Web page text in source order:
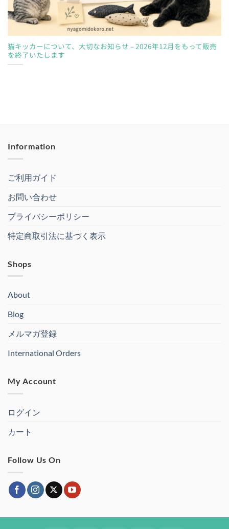
猫キッカーについて、大切なお知らせ – 2026年12月をもって販売
を終了いたします
Information
ご利用ガイド
お問い合わせ
プライバシーポリシー
特定商取引法に基づく表示
Shops
About
Blog
メルマガ登録
International Orders
My Account
ログイン
カート
Follow Us On